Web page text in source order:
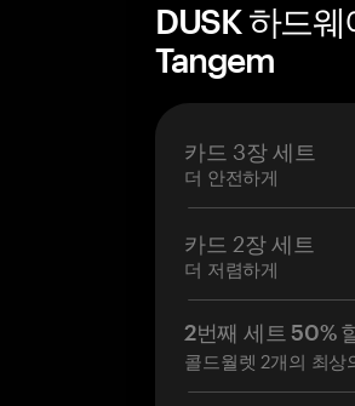
DUSK 하드
Tangem
카드 3장 세트
더 안전하게
카드 2장 세트
더 저렴하게
2번째 세트 50%
콜드월렛 2개의 최상